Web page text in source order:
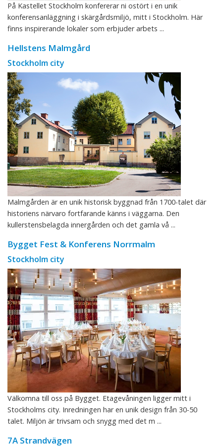
På Kastellet Stockholm konfererar ni ostört i en unik
konferensanläggning i skärgårdsmiljö, mitt i Stockholm. Här
finns inspirerande lokaler som erbjuder arbets ...
Hellstens Malmgård
Stockholm city
Malmgården är en unik historisk byggnad från 1700-talet där
historiens närvaro fortfarande känns i väggarna. Den
kullerstensbelagda innergården och det gamla vå ...
Bygget Fest & Konferens Norrmalm
Stockholm city
Välkomna till oss på Bygget. Etagevåningen ligger mitt i
Stockholms city. Inredningen har en unik design från 30-50
talet. Miljön är trivsam och snygg med det m ...
7A Strandvägen